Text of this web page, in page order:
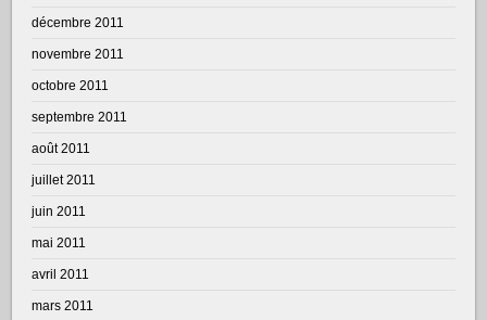
décembre 2011
novembre 2011
octobre 2011
septembre 2011
août 2011
juillet 2011
juin 2011
mai 2011
avril 2011
mars 2011